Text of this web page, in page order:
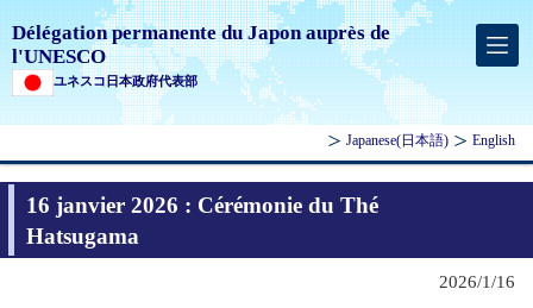
Délégation permanente du Japon auprès de
l'UNESCO
ユネスコ日本政府代表部
Japanese(日本語) English
16 janvier 2026 : Cérémonie du Thé
Hatsugama
2026/1/16